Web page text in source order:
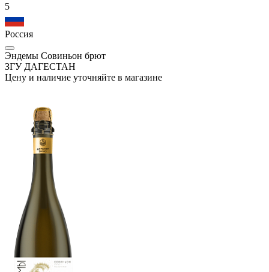
5
Россия
Эндемы Совиньон брют
ЗГУ ДАГЕСТАН
Цену и наличие уточняйте в магазине